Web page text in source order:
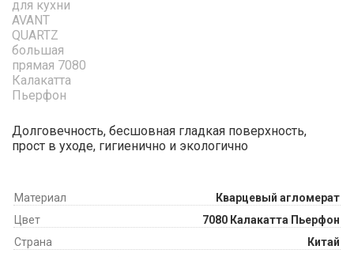
Долговечность, бесшовная гладкая поверхность,
прост в уходе, гигиенично и экологично
Материал
Кварцевый агломерат
Цвет
7080 Калакатта Пьерфон
Страна
Китай